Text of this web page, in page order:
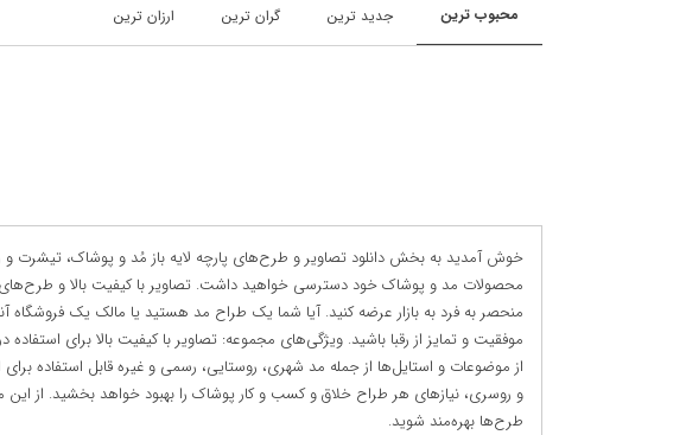
محبوب ترین جدید ترین گران ترین ارزان ترین
خوش آمدید به بخش دانلود تصاویر و طرح‌های پارچه لایه باز مُد و پوشاک، تیشرت و
محصولات مد و پوشاک خود دسترسی خواهید داشت. تصاویر با کیفیت بالا و طرح‌های
منحصر به فرد به بازار عرضه کنید. آیا شما یک طراح مد هستید یا مالک یک فروشگاه
موفقیت و تمایز از رقبا باشید. ویژگی‌های مجموعه: تصاویر با کیفیت بالا برای
از موضوعات و استایل‌ها از جمله مد شهری، روستایی، رسمی و غیره قابل استفاده
و روسری، نیازهای هر طراح خلاق و کسب و کار پوشاک را بهبود خواهد بخشید. از این
طرح‌ها بهره‌مند شوید.